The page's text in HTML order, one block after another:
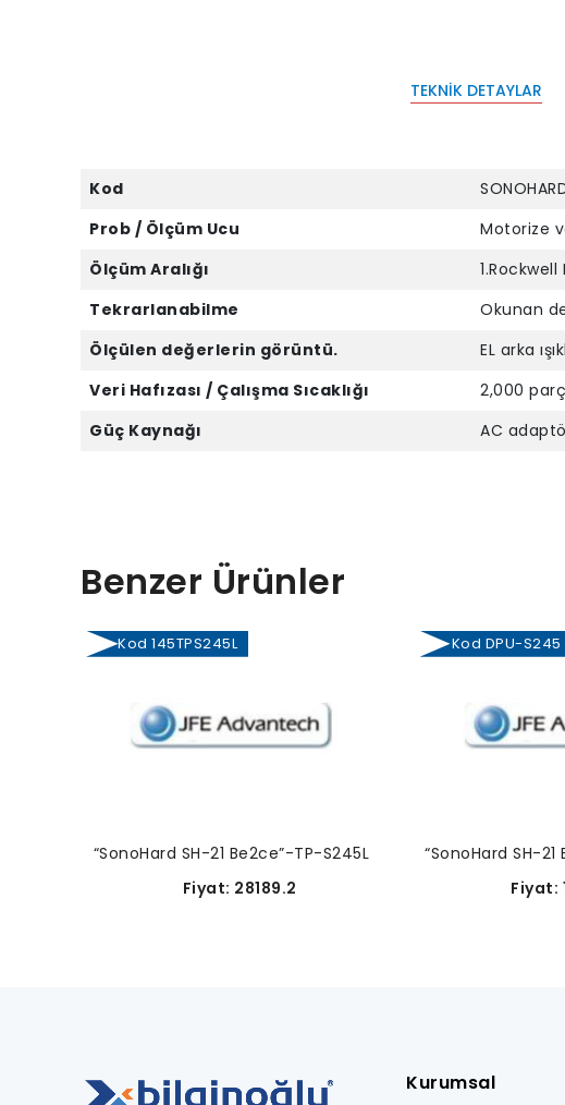
TEKNIK DETAYLAR
Kod
Prob / Ölçüm Ucu
Motorize
Ölçüm Aralığı
Tekrarlanabilme
Okunan
Ölçülen değerlerin görüntü.
EL arka
Veri Hafızası / Çalışma Sıcaklığı
2,000
Güç Kaynağı
AC
Benzer Ürünler
Kod 145TPS245L
“SonoHard SH-21 Be2ce”-TP-S245L
Fiyat: 28189.2
Kod DPU-S245
“SonoHard SH-
Fiyat:
Kurumsal